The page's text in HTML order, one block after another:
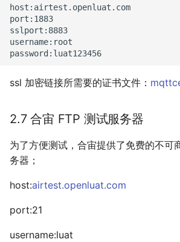
host:airtest.openluat.com
port:1883
sslport:8883
username:root
ssl 加密链接所需要的证书文件：
2.7 合宙 FTP 测试服务器
为了方便测试，合宙提供了免费的不可
务器；
host:airtest.openluat.com
port:21
username:luat